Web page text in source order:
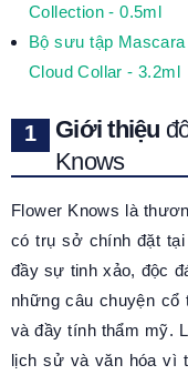
Collection - 0.5ml
Bộ sưu tập Mascara
Cloud Collar-3.2ml
Giới thiệu
Knows
Flower Knows là
có trụ sở chính đặt tại
đầy sự tinh xảo, độc
những câu chuyện
và đầy tính thẩm mỹ.
lịch sử và văn hóa vì